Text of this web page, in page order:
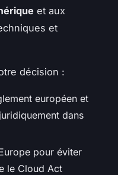
et aux
et
décision :
européen et
dans
pour éviter
le Cloud Act